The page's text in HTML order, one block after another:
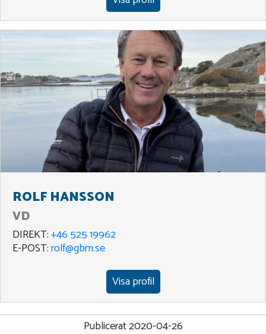
ROLF HANSSON
VD
DIREKT:+46 525 19962
E-POST:rolf@gbm.se
Visa profil
Publicerat 2020-04-26